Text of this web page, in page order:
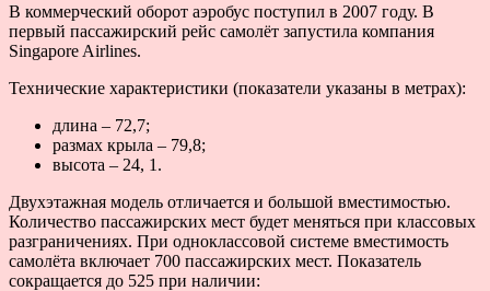
В коммерческий оборот аэробус поступил в 2007 году. В
первый пассажирский рейс самолёт запустила компания
Singapore Airlines.
Технические характеристики (показатели указаны в метрах):
длина – 72,7;
размах крыла – 79,8;
высота – 24, 1.
Двухэтажная модель отличается и большой вместимостью.
Количество пассажирских мест будет меняться при классовых
разграничениях. При одноклассовой системе вместимость
самолёта включает 700 пассажирских мест. Показатель
сокращается до 525 при наличии: